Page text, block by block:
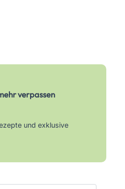
verpassen
und exklusive